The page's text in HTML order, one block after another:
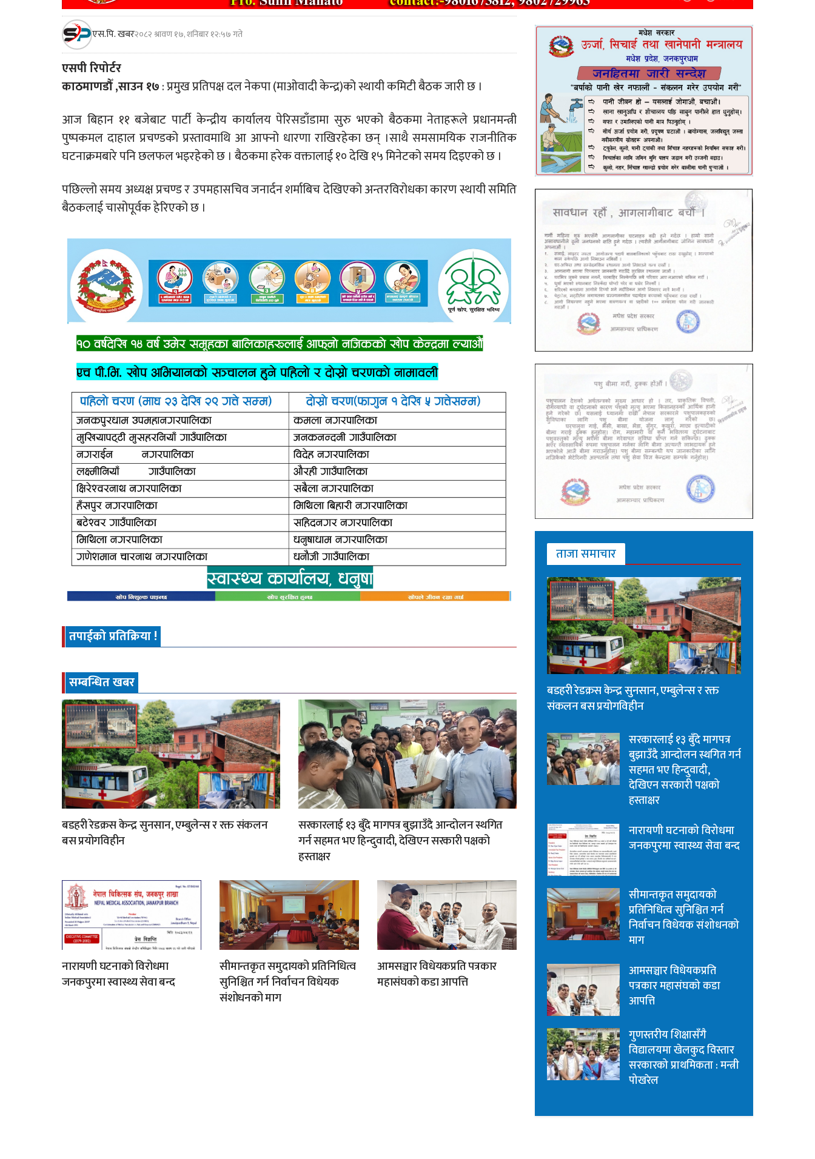
एस.पि. खबर२०८२ श्रावण १७, शनिबार १२:५७ गते
एसपी रिपोर्टर
काठमाणडौँ ,साउन १७: प्रमुख प्रतिपक्ष दल नेकपा (माओवादी केन्द्र)को स्थायी कमिटी बैठक जारी छ ।
आज बिहान ११ बजेबाट पार्टी केन्द्रीय कार्यालय पेरिसडाँडामा सुरु भएको बैठकमा नेताहरूले प्रधानमन्त्री
पुष्पकमल दाहाल प्रचण्डको प्रस्तावमाथि आ आफ्नो धारणा राखिरहेका छन् ।साथै समसामयिक राजनीतिक
घटनाक्रमबारे पनि छलफल भइरहेको छ । बैठकमा हरेक वक्तालाई १० देखि १५ मिनेटको समय दिइएको छ ।
पछिल्लो समय अध्यक्ष प्रचण्ड र उपमहासचिव जनार्दन शर्माबिच देखिएको अन्तरविरोधका कारण स्थायी समिति
बैठकलाई चासोपूर्वक हेरिएको छ ।
तपाईको प्रतिक्रिया !
सम्बन्धित खबर
बडहरी रेडक्रस केन्द्र सुनसान, एम्बुलेन्स र रक्त संकलन
बस प्रयोगविहीन
सरकारलाई १३ बुँदे मागपत्र बुझाउँदै आन्दोलन स्थगित
गर्न सहमत भए हिन्दुवादी, देखिएन सरकारी पक्षको
हस्ताक्षर
नारायणी घटनाको विरोधमा
जनकपुरमा स्वास्थ्य सेवा बन्द
सीमान्तकृत समुदायको प्रतिनिधित्व
सुनिश्चित गर्न निर्वाचन विधेयक
संशोधनको माग
आमसञ्चार विधेयकप्रति पत्रकार
महासंघको कडा आपत्ति
ताजा समाचार
बडहरी रेडक्रस केन्द्र सुनसान, एम्बुलेन्स र रक्त
संकलन बस प्रयोगविहीन
सरकारलाई १३ बुँदे मागपत्र
बुझाउँदै आन्दोलन स्थगित गर्न
सहमत भए हिन्दुवादी,
देखिएन सरकारी पक्षको
हस्ताक्षर
नारायणी घटनाको विरोधमा
जनकपुरमा स्वास्थ्य सेवा बन्द
सीमान्तकृत समुदायको
प्रतिनिधित्व सुनिश्चित गर्न
निर्वाचन विधेयक संशोधनको
माग
आमसञ्चार विधेयकप्रति
पत्रकार महासंघको कडा
आपत्ति
गुणस्तरीय शिक्षासँगै
विद्यालयमा खेलकुद विस्तार
सरकारको प्राथमिकता : मन्त्री
पोखरेल